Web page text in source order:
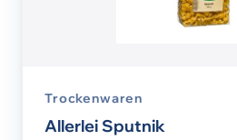
Trockenwaren
Allerlei Sputnik